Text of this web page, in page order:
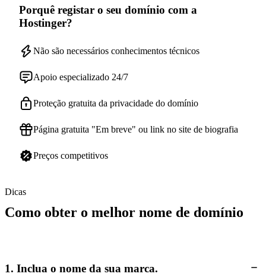
Porquê registar o seu domínio com a
Hostinger?
Não são necessários conhecimentos técnicos
Apoio especializado 24/7
Proteção gratuita da privacidade do domínio
Página gratuita "Em breve" ou link no site de biografia
Preços competitivos
Dicas
Como obter o melhor nome de domínio
1. Inclua o nome da sua marca.